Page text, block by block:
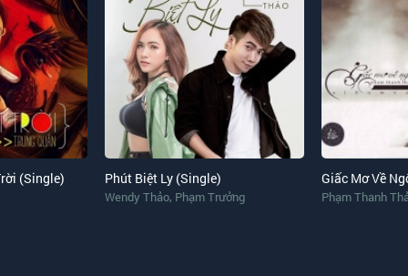
(Single) Phút Biệt Ly (Single)
Wendy Thảo, Phạm Trưởng
Giấc Mơ Về
Phạm Thanh